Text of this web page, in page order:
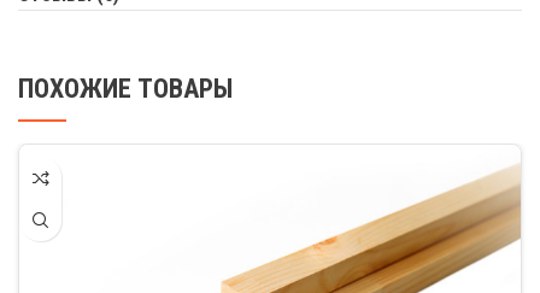
ПОХОЖИЕ ТОВАРЫ